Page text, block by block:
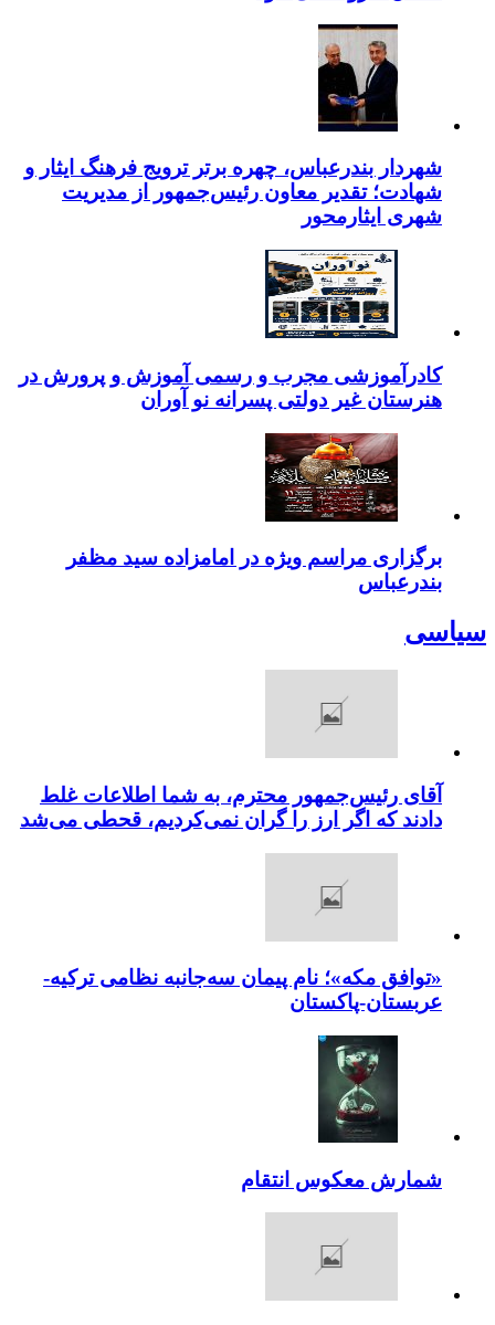
شهردار بندرعباس، چهره برتر ترویج فرهنگ ایثار و
شهادت؛ تقدیر معاون رئیس‌جمهور از مدیریت
شهری ایثارمحور
کادرآموزشی مجرب و رسمی آموزش و پرورش در
هنرستان غیر دولتی پسرانه نو آوران
برگزاری مراسم ویژه در امامزاده سید مظفر
بندرعباس
سیاسی
آقای رئیس‌جمهور محترم، به شما اطلاعات غلط
دادند که اگر ارز را گران نمی‌کردیم، قحطی می‌شد
«توافق مکه»؛ نام پیمان سه‌جانبه نظامی ترکیه-
عربستان-پاکستان
شمارش معکوس انتقام